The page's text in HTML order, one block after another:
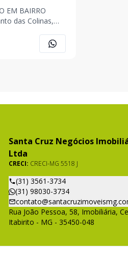
EM BAIRRO
em dois
social e lavabo.
Santa Cruz Negócios
Ltda
CRECI: CRECI-MG 5518 J
(31) 3561-3734
(31) 98030-3734
Rua João Pessoa, 58, Imobiliária,
Itabirito - MG - 35450-048